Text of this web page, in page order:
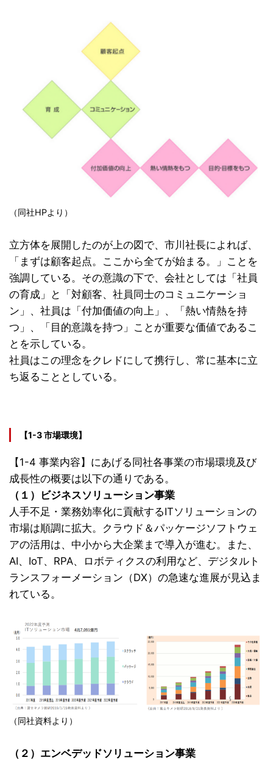
（同社HPより）
立方体を展開したのが上の図で、市川社長によれば、
「まずは顧客起点。ここから全てが始まる。」ことを
強調している。その意識の下で、会社としては「社員
の育成」と「対顧客、社員同士のコミュニケーショ
ン」、社員は「付加価値の向上」、「熱い情熱を持
つ」、「目的意識を持つ」ことが重要な価値であるこ
とを示している。
社員はこの理念をクレドにして携行し、常に基本に立
ち返ることとしている。
【1-3 市場環境】
【1-4 事業内容】にあげる同社各事業の市場環境及び
成長性の概要は以下の通りである。
（１）ビジネスソリューション事業
人手不足・業務効率化に貢献するITソリューションの
市場は順調に拡大。クラウド＆パッケージソフトウェ
アの活用は、中小から大企業まで導入が進む。また、
AI、IoT、RPA、ロボティクスの利用など、デジタルト
ランスフォーメーション（DX）の急速な進展が見込ま
れている。
（同社資料より）
（２）エンベデッドソリューション事業